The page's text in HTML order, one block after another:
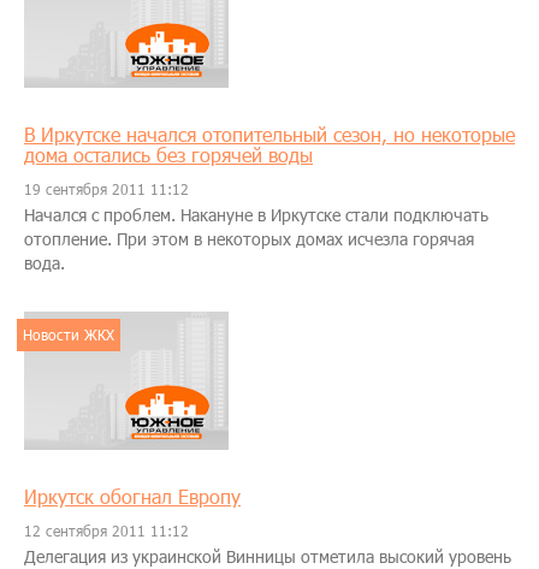
В Иркутске начался отопительный сезон, но некоторые
дома остались без горячей воды
19 сентября 2011 11:12
Начался с проблем. Накануне в Иркутске стали подключать
отопление. При этом в некоторых домах исчезла горячая
вода.
Новости ЖКХ
Иркутск обогнал Европу
12 сентября 2011 11:12
Делегация из украинской Винницы отметила высокий уровень